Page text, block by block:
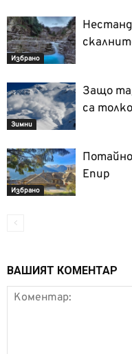
Избрано
Зимни
Защо
са
Избрано
Епир
ВАШИЯТ КОМЕНТАР